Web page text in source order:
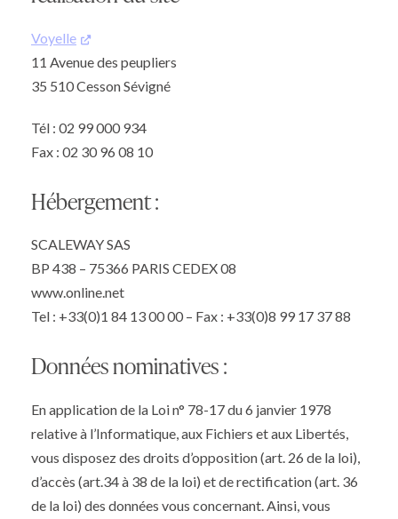
Voyelle
11 Avenue des peupliers
35 510 Cesson Sévigné
Tél : 02 99 000 934
Fax : 02 30 96 08 10
Hébergement :
SCALEWAY SAS
BP 438 – 75366 PARIS CEDEX 08
www.online.net
Tel : +33(0)1 84 13 00 00 – Fax : +33(0)8 99 17 37 88
Données nominatives :
En application de la Loi n° 78-17 du 6 janvier 1978
relative à l’Informatique, aux Fichiers et aux Libertés,
vous disposez des droits d’opposition (art. 26 de la loi),
d’accès (art.34 à 38 de la loi) et de rectification (art. 36
de la loi) des données vous concernant. Ainsi, vous